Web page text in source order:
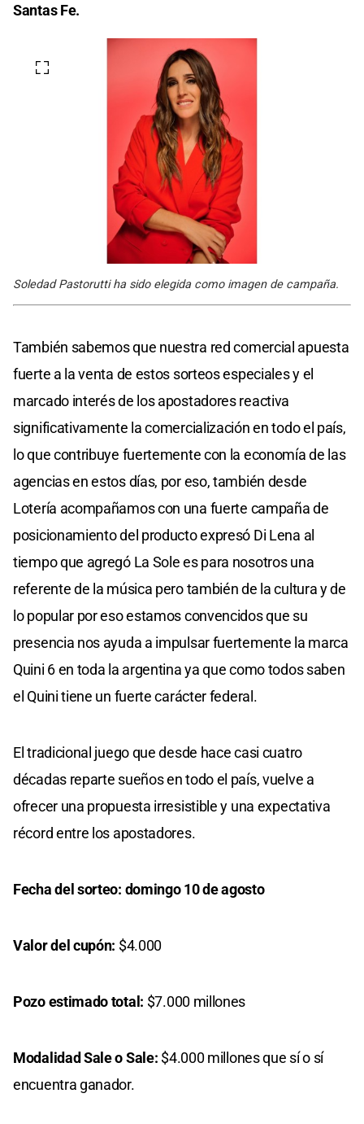
Santas Fe.
Soledad Pastorutti ha sido elegida como imagen de campaña.
También sabemos que nuestra red comercial apuesta
fuerte a la venta de estos sorteos especiales y el
marcado interés de los apostadores reactiva
significativamente la comercialización en todo el país,
lo que contribuye fuertemente con la economía de las
agencias en estos días, por eso, también desde
Lotería acompañamos con una fuerte campaña de
posicionamiento del producto expresó Di Lena al
tiempo que agregó La Sole es para nosotros una
referente de la música pero también de la cultura y de
lo popular por eso estamos convencidos que su
presencia nos ayuda a impulsar fuertemente la marca
Quini 6 en toda la argentina ya que como todos saben
el Quini tiene un fuerte carácter federal.
El tradicional juego que desde hace casi cuatro
décadas reparte sueños en todo el país, vuelve a
ofrecer una propuesta irresistible y una expectativa
récord entre los apostadores.
Fecha del sorteo: domingo 10 de agosto
Valor del cupón: $4.000
Pozo estimado total: $7.000 millones
Modalidad Sale o Sale: $4.000 millones que sí o sí
encuentra ganador.